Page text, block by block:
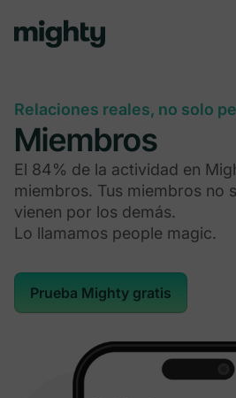
Relaciones reales, no solo
Miembros
El 84% de la actividad en
miembros. Tus miembros no
vienen por los demás.
Lo llamamos people magic.
Prueba Mighty gratis